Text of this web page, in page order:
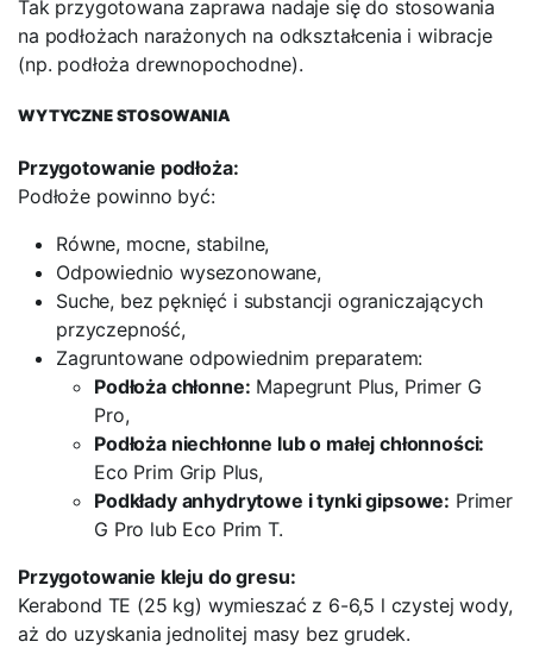
Tak przygotowana zaprawa nadaje się do stosowania
na podłożach narażonych na odkształcenia i wibracje
(np. podłoża drewnopochodne).
WYTYCZNE STOSOWANIA
Przygotowanie podłoża:
Podłoże powinno być:
Równe, mocne, stabilne,
Odpowiednio wysezonowane,
Suche, bez pęknięć i substancji ograniczających
przyczepność,
Zagruntowane odpowiednim preparatem:
Podłoża chłonne: Mapegrunt Plus, Primer G
Pro,
Podłoża niechłonne lub o małej chłonności:
Eco Prim Grip Plus,
Podkłady anhydrytowe i tynki gipsowe: Primer
G Pro lub Eco Prim T.
Przygotowanie kleju do gresu:
Kerabond TE (25 kg) wymieszać z 6-6,5 l czystej wody,
aż do uzyskania jednolitej masy bez grudek.